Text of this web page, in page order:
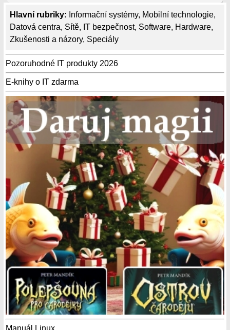
Hlavní rubriky: Informační systémy, Mobilní technologie,
Datová centra, Sítě, IT bezpečnost, Software, Hardware,
Zkušenosti a názory, Speciály
Pozoruhodné IT produkty 2026
E-knihy o IT zdarma
Manuál Linux